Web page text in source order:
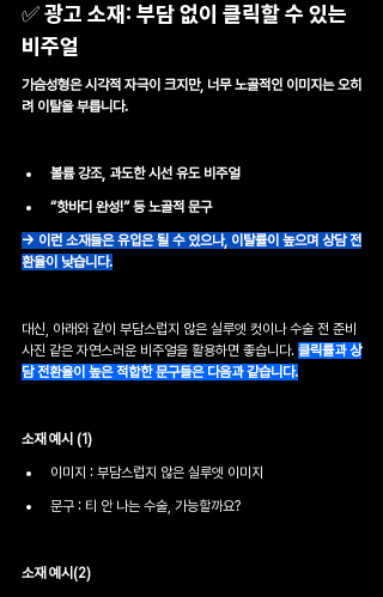
✅ 광고 소재: 부담 없이 클릭할 수 있는
비주얼
가슴성형은 시각적 자극이 크지만, 너무 노골적인 이미지는 오히
려 이탈을 부릅니다.
볼륨 강조, 과도한 시선 유도 비주얼
“핫바디 완성!” 등 노골적 문구
→ 이런 소재들은 유입은 될 수 있으나, 이탈률이 높으며 상담 전
환율이 낮습니다.
대신, 아래와 같이 부담스럽지 않은 실루엣 컷이나 수술 전 준비
사진 같은 자연스러운 비주얼을 활용하면 좋습니다. 클릭률과 상
담 전환율이 높은 적합한 문구들은 다음과 같습니다.
소재 예시 (1)
이미지 : 부담스럽지 않은 실루엣 이미지
문구 : 티 안 나는 수술, 가능할까요?
소재 예시(2)